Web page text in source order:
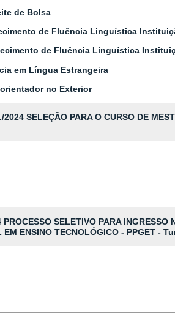
de Bolsa
de Fluência Linguística
de Fluência Linguística
em Língua Estrangeira
no Exterior
2024 SELEÇÃO PARA O CURSO DE
SELETIVO PARA INGRESSO
EM ENSINO TECNOLÓGICO - PPGET -